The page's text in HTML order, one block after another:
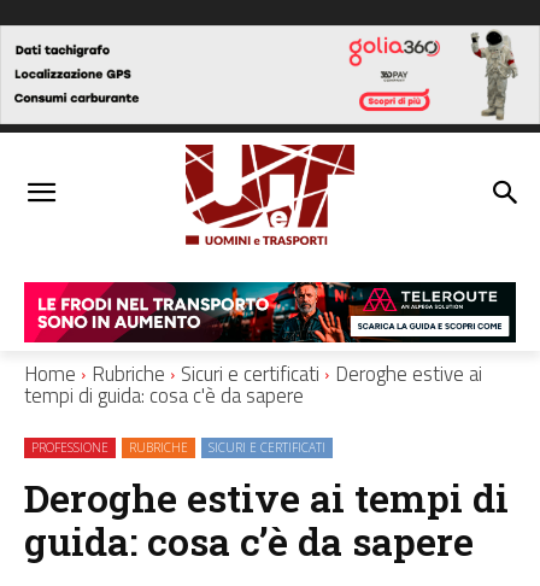
Home Rubriche Sicuri e certificati Deroghe estive ai
tempi di guida: cosa c'è da sapere
PROFESSIONE RUBRICHE SICURI E CERTIFICATI
Deroghe estive ai tempi di
guida: cosa c’è da sapere